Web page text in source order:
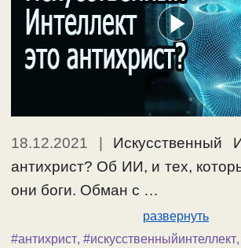
18.12.2021
Искусственный
антихрист? Об ИИ, и тех,
они боги. Обман с …
развернуть
#антихрист, #искусственныйинтеллект,